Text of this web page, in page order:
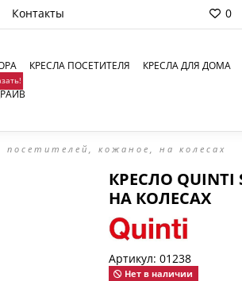
Контакты 0
КРЕСЛА ПОСЕТИТЕЛЯ КРЕСЛА ДЛЯ ДОМА
посетителей, кожаное, на колесах
КРЕСЛО QUINTI
НА КОЛЕСАХ
Артикул: 01238
Нет в наличии